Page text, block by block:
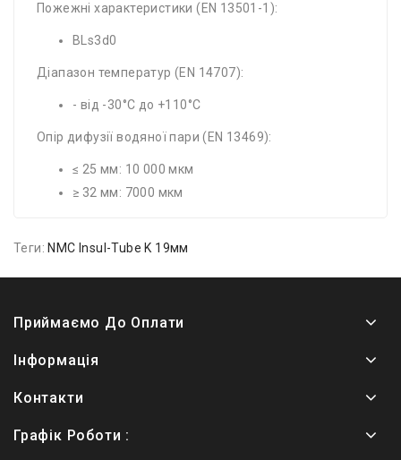
Пожежні характеристики (EN 13501-1):
BLs3d0
Діапазон температур (EN 14707):
- від -30°C до +110°C
Опір дифузії водяної пари (EN 13469):
≤ 25 мм: 10 000 мкм
≥ 32 мм: 7000 мкм
Теги: NMC Insul-Tube K 19мм
Приймаємо До Оплати
Інформація
Контакти
Графік Роботи :